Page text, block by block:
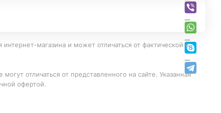
интернет-магазина и может отличаться от фактической в
отличаться от представленного на сайте. Указанная
офертой.